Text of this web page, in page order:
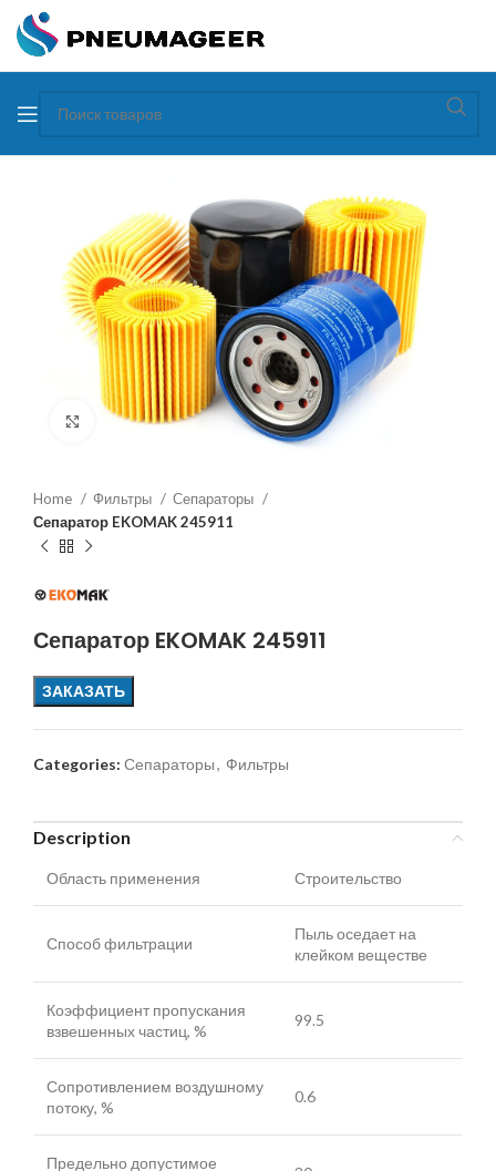
Увеличить
Home Фильтры
Сепараторы
Сепаратор EKOMAK 245911
Сепаратор EKOMAK 245911
ЗАКАЗАТЬ
Categories: Сепараторы, Фильтры
Description
Область применения Строительство
Способ фильтрации
Пыль оседает на
клейком веществе
Коэффициент пропускания
взвешенных частиц, %
99.5
Сопротивлением воздушному
потоку, %
0.6
Предельно допустимое